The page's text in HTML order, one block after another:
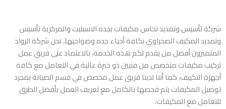
شركة تأسيس وتمديد نحاس مكيفات بجدهالاسبليت والمركزية تأسيس
وتمديد المكيف الصحراوي بكافة أحياء جده وضواحيها، نحن شركة الرواد
المتميزون أفضل من يقدم لكم هذه الخدمة، بالاعتماد على فريق عمل
تركيب مكيفات متخصص من فنيين ذو خبرة عالية في التعامل مع كافة
أجهزة التكييف، كما أننا لدينا فريق عمل مخصص في قسم الصيانة بمجرد
توصيل المكيفات يتم فحصها بالكامل مع تعريف العمل بأفضل الطرق
للتعامل مع المكيفات.